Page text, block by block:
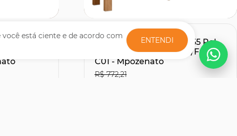
está ciente e de acordo com
ENTENDI
Com
Rack Bancada Para TV 55 Pol
150cm Lucca Off White/Freijó
C01 - Mpozenato
R$ 772,21